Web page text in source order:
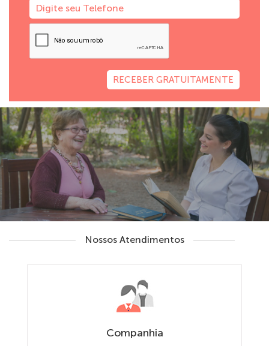
RECEBER GRATUITAMENTE
Nossos Atendimentos
Companhia